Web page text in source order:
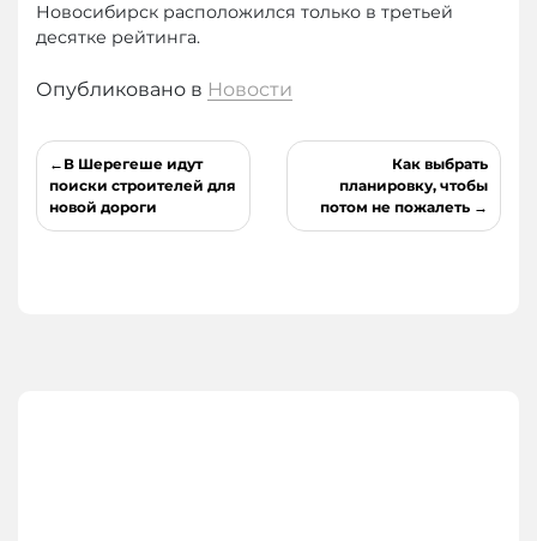
Новосибирск расположился только в третьей
десятке рейтинга.
Опубликовано в Новости
Навигация
по
записям
В Шерегеше идут
поиски строителей для
новой дороги
Как выбрать
планировку, чтобы
потом не пожалеть